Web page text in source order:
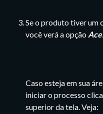
Se o produto tiver um
você verá a opção
Caso esteja em sua
iniciar o processo
superior da tela. Veja: